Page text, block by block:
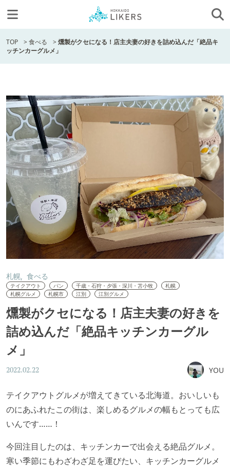
TOP >食べる >燻製がクセになる！店主夫妻の好きを詰め込んだ「絶品キ
ッチンカーグルメ」
札幌 食べる
テイクアウト パン 千歳・石狩・夕張・深川・苫小牧
札幌
札幌グルメ
札幌市 江別 江別グルメ
燻製がクセになる！店主夫妻の好きを
詰め込んだ「絶品キッチンカーグル
メ」
2022.02.22 YOU
テイクアウトグルメが増えてきている北海道。おいしいも
のにあふれたこの街は、楽しめるグルメの幅もとっても広
いんです……！
今回注目したのは、キッチンカーで出会える絶品グルメ。
寒い季節にもわざわざ足を運びたい、キッチンカーグルメ